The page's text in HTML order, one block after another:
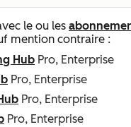
le ou les
mention contraire :
Hub Pro, Enterprise
Pro, Enterprise
Pro, Enterprise
Pro, Enterprise